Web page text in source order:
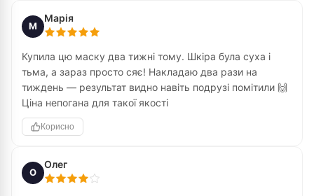
М
Марія
Купила цю маску два тижні тому. Шкіра була суха і
тьма, а зараз просто сяє! Накладаю два рази на
тиждень — результат видно навіть подрузі помітили 🙌
Ціна непогана для такої якості
Корисно
О
Олег